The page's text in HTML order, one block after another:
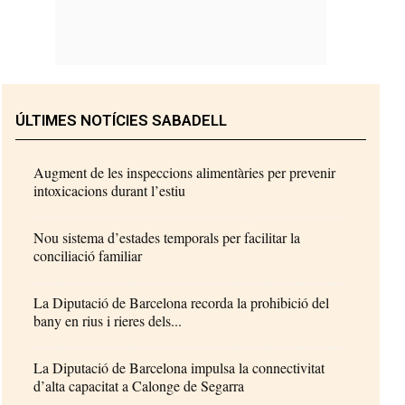
ÚLTIMES NOTÍCIES SABADELL
Augment de les inspeccions alimentàries per prevenir
intoxicacions durant l’estiu
Nou sistema d’estades temporals per facilitar la
conciliació familiar
La Diputació de Barcelona recorda la prohibició del
bany en rius i rieres dels...
La Diputació de Barcelona impulsa la connectivitat
d’alta capacitat a Calonge de Segarra